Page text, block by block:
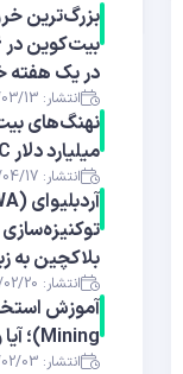
بزرگ‌ترین
در یک هفته
انتشار: 1405/03/13
میلیارد دلار BTC خریداری کردند
انتشار: 1405/04/17
بلاکچین به
انتشار: 1405/02/20
Mining)؛ آیا واقعاً سودآور است؟
انتشار: 1405/02/03